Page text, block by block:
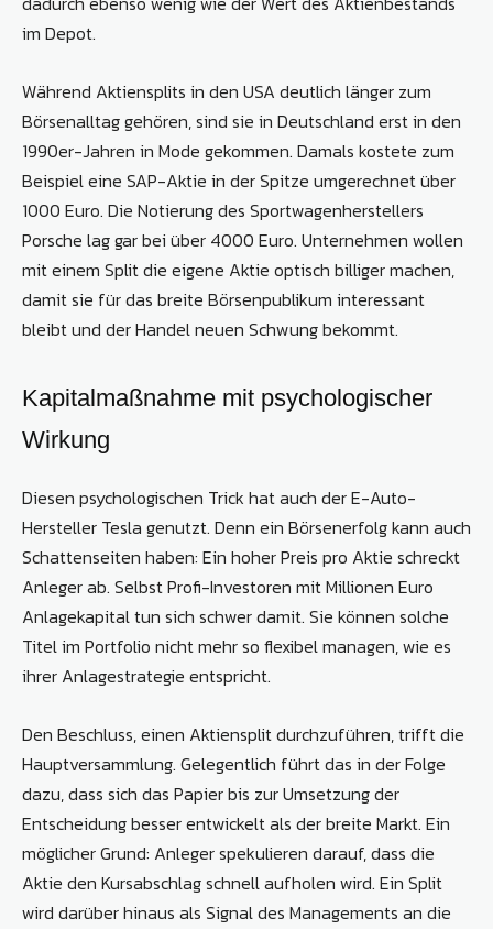
im Depot.
Während Aktiensplits in den USA deutlich länger zum
Börsenalltag gehören, sind sie in Deutschland erst in den
1990er-Jahren in Mode gekommen. Damals kostete zum
Beispiel eine SAP-Aktie in der Spitze umgerechnet über
1000 Euro. Die Notierung des Sportwagenherstellers
Porsche lag gar bei über 4000 Euro. Unternehmen wollen
mit einem Split die eigene Aktie optisch billiger machen,
damit sie für das breite Börsenpublikum interessant
bleibt und der Handel neuen Schwung bekommt.
Kapitalmaßnahme mit psychologischer
Wirkung
Diesen psychologischen Trick hat auch der E-Auto-
Hersteller Tesla genutzt. Denn ein Börsenerfolg kann auch
Schattenseiten haben: Ein hoher Preis pro Aktie schreckt
Anleger ab. Selbst Profi-Investoren mit Millionen Euro
Anlagekapital tun sich schwer damit. Sie können solche
Titel im Portfolio nicht mehr so flexibel managen, wie es
ihrer Anlagestrategie entspricht.
Den Beschluss, einen Aktiensplit durchzuführen, trifft die
Hauptversammlung. Gelegentlich führt das in der Folge
dazu, dass sich das Papier bis zur Umsetzung der
Entscheidung besser entwickelt als der breite Markt. Ein
möglicher Grund: Anleger spekulieren darauf, dass die
Aktie den Kursabschlag schnell aufholen wird. Ein Split
wird darüber hinaus als Signal des Managements an die